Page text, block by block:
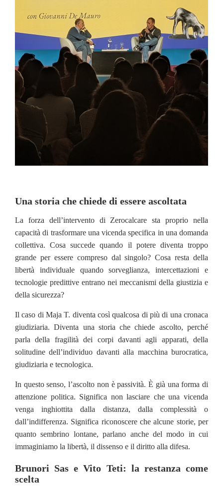
Una storia che chiede di essere ascoltata
La forza dell’intervento di Zerocalcare sta proprio nella
capacità di trasformare una vicenda specifica in una domanda
collettiva. Cosa succede quando il potere diventa troppo
grande per essere compreso dal singolo? Cosa resta della
libertà individuale quando sorveglianza, intercettazioni e
tecnologie predittive entrano nei meccanismi della giustizia e
della sicurezza?
Il caso di Maja T. diventa così qualcosa di più di una cronaca
giudiziaria. Diventa una storia che chiede ascolto, perché
parla della fragilità dei corpi davanti agli apparati, della
solitudine dell’individuo davanti alla macchina burocratica,
giudiziaria e tecnologica.
In questo senso, l’ascolto non è passività. È già una forma di
attenzione politica. Significa non lasciare che una vicenda
venga inghiottita dalla distanza, dalla complessità o
dall’indifferenza. Significa riconoscere che alcune storie, per
quanto sembrino lontane, parlano anche del modo in cui
immaginiamo la libertà, il dissenso e il diritto alla difesa.
Brunori Sas e Vito Teti: la restanza come
scelta